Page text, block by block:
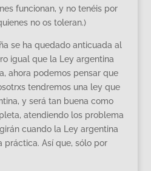
funcionan, y no tenéis por
no os toleran.)
se ha quedado anticuada al
igual que la Ley argentina
ahora podemos pensar que
tendremos una ley que
y será tan buena como
atendiendo los problema
cuando la Ley argentina
práctica. Así que, sólo por